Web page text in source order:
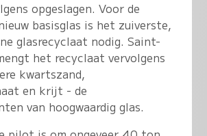
opgeslagen. Voor de
basisglas is het zuiverste,
glasrecyclaat nodig. Saint-
het recyclaat vervolgens
kwartszand,
en krijt - de
van hoogwaardig glas.